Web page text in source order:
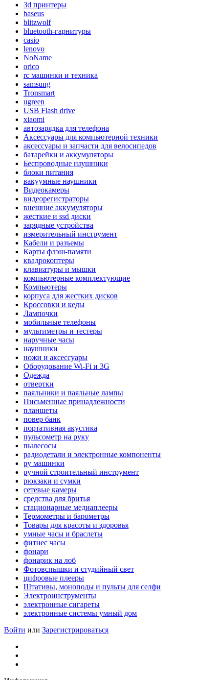
3d принтеры
baseus
blitzwolf
bluetooth-гарнитуры
casio
lenovo
NoName
orico
rc машинки и техника
samsung
Tronsmart
ugreen
USB Flash drive
xiaomi
автозарядка для телефона
Аксессуары для компьютерной техники
аксессуары и запчасти для велосипедов
батарейки и аккумуляторы
Беспроводные наушники
блоки питания
вакуумные наушники
Видеокамеры
видеорегистраторы
внешние аккумуляторы
жесткие и ssd диски
зарядные устройства
измерительный инструмент
Кабели и разъемы
Карты флэш-памяти
квадрокоптеры
клавиатуры и мышки
компьютерные комплектующие
Компьютеры
корпуса для жестких дисков
Кроссовки и кеды
Лампочки
мобильные телефоны
мультиметры и тестеры
наручные часы
наушники
ножи и аксессуары
Оборудование Wi-Fi и 3G
Одежда
отвертки
паяльники и паяльные лампы
Письменные принадлежности
планшеты
повер банк
портативная акустика
пульсометр на руку
пылесосы
радиодетали и электронные компоненты
ру машинки
ручной строительный инструмент
рюкзаки и сумки
сетевые камеры
средства для бритья
стационарные медиаплееры
Термометры и барометры
Товары для красоты и здоровья
умные часы и браслеты
фитнес часы
фонари
фонарик на лоб
Фотовспышки и студийный свет
цифровые плееры
Штативы, моноподы и пульты для селфи
Электроинструменты
электронные сигареты
электронные системы умный дом
Войти или Зарегистрироваться